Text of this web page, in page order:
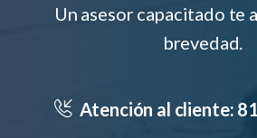
Un asesor capacitado te
brevedad.
Atención al cliente: